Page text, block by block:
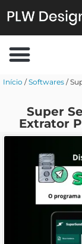
Início /Softwares/
Super
Extrator